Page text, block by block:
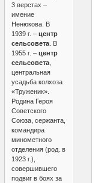
3 верстах –
имение
Ненюкова. В
1939 г. – центр
сельсовета. В
1955 г. –центр
сельсовета,
центральная
усадьба колхоза
«Труженик».
Родина Героя
Советского
Союза, сержанта,
командира
минометного
отделения (род. в
1923 г.),
совершившего
подвиг в боях за